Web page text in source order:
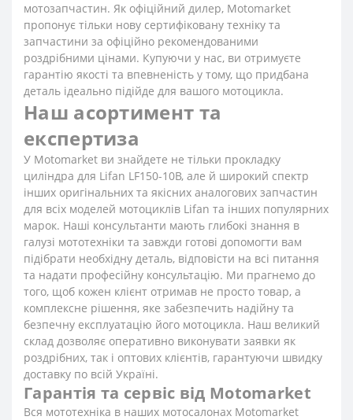
мотозапчастин. Як офіційний дилер, Motomarket
пропонує тільки нову сертифіковану техніку та
запчастини за офіційно рекомендованими
роздрібними цінами. Купуючи у нас, ви отримуєте
гарантію якості та впевненість у тому, що придбана
деталь ідеально підійде для вашого мотоцикла.
Наш асортимент та
експертиза
У Motomarket ви знайдете не тільки прокладку
циліндра для Lifan LF150-10B, але й широкий спектр
інших оригінальних та якісних аналогових запчастин
для всіх моделей мотоциклів Lifan та інших популярних
марок. Наші консультанти мають глибокі знання в
галузі мототехніки та завжди готові допомогти вам
підібрати необхідну деталь, відповісти на всі питання
та надати професійну консультацію. Ми прагнемо до
того, щоб кожен клієнт отримав не просто товар, а
комплексне рішення, яке забезпечить надійну та
безпечну експлуатацію його мотоцикла. Наш великий
склад дозволяє оперативно виконувати заявки як
роздрібних, так і оптових клієнтів, гарантуючи швидку
доставку по всій Україні.
Гарантія та сервіс від Motomarket
Вся мототехніка в наших мотосалонах Motomarket